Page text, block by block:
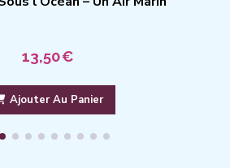
13,50€
Ajouter Au Panier